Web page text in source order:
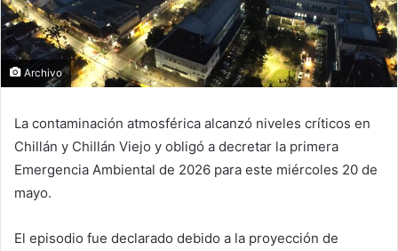
Archivo
La contaminación atmosférica alcanzó niveles críticos en
Chillán y Chillán Viejo y obligó a decretar la primera
Emergencia Ambiental de 2026 para este miércoles 20 de
mayo.
El episodio fue declarado debido a la proyección de